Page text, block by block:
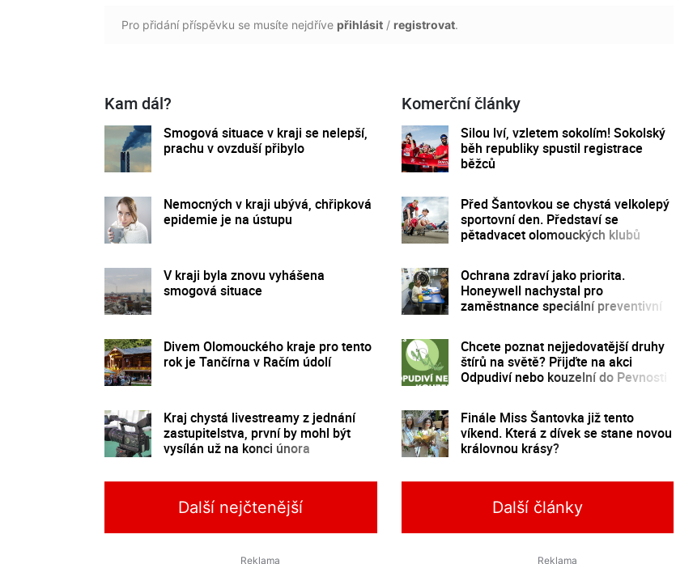
Pro přidání příspěvku se musíte nejdříve přihlásit / registrovat.
Kam dál?
Smogová situace v kraji se nelepší,
prachu v ovzduší přibylo
Nemocných v kraji ubývá, chřipková
epidemie je na ústupu
V kraji byla znovu vyhášena
smogová situace
Divem Olomouckého kraje pro tento
rok je Tančírna v Račím údolí
Kraj chystá livestreamy z jednání
zastupitelstva, první by mohl být
vysílán už na konci února
Komerční články
Silou lví, vzletem sokolím! Sokolský
běh republiky spustil registrace
běžců
Před Šantovkou se chystá velkolepý
sportovní den. Představí se
pětadvacet olomouckých klubů
Ochrana zdraví jako priorita.
Honeywell nachystal pro
zaměstnance speciální preventivní
Chcete poznat nejjedovatější druhy
štírů na světě? Přijďte na akci
Odpudiví nebo kouzelní do Pevnosti
Finále Miss Šantovka již tento
víkend. Která z dívek se stane novou
královnou krásy?
Další nejčtenější Další články